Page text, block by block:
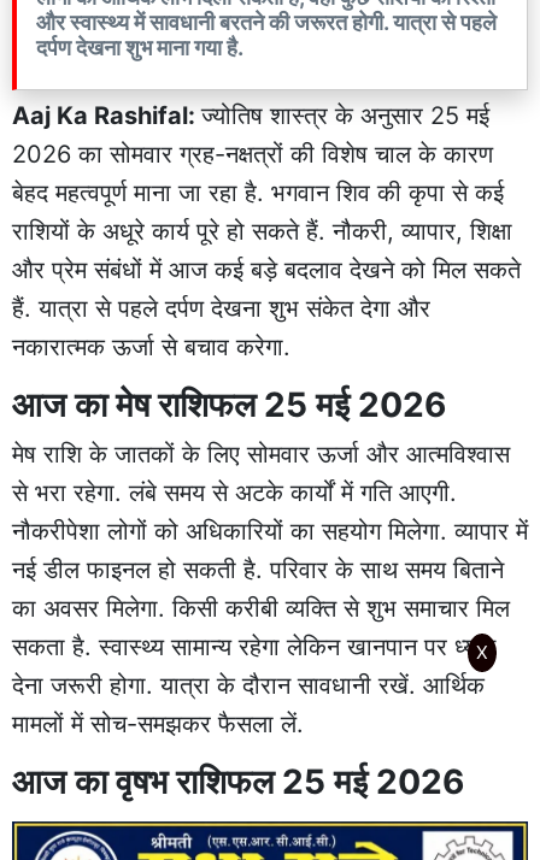
और स्वास्थ्य में सावधानी बरतने की जरूरत होगी. यात्रा से पहले
दर्पण देखना शुभ माना गया है.
Aaj Ka Rashifal:ज्योतिष शास्त्र के अनुसार 25 मई
2026 का सोमवार ग्रह-नक्षत्रों की विशेष चाल के कारण
बेहद महत्वपूर्ण माना जा रहा है. भगवान शिव की कृपा से कई
राशियों के अधूरे कार्य पूरे हो सकते हैं. नौकरी, व्यापार, शिक्षा
और प्रेम संबंधों में आज कई बड़े बदलाव देखने को मिल सकते
हैं. यात्रा से पहले दर्पण देखना शुभ संकेत देगा और
नकारात्मक ऊर्जा से बचाव करेगा.
आज का मेष राशिफल 25 मई 2026
मेष राशि के जातकों के लिए सोमवार ऊर्जा और आत्मविश्वास
से भरा रहेगा. लंबे समय से अटके कार्यों में गति आएगी.
नौकरीपेशा लोगों को अधिकारियों का सहयोग मिलेगा. व्यापार में
नई डील फाइनल हो सकती है. परिवार के साथ समय बिताने
का अवसर मिलेगा. किसी करीबी व्यक्ति से शुभ समाचार मिल
सकता है. स्वास्थ्य सामान्य रहेगा लेकिन खानपान पर ध्यान
देना जरूरी होगा. यात्रा के दौरान सावधानी रखें. आर्थिक
मामलों में सोच-समझकर फैसला लें.
आज का वृषभ राशिफल 25 मई 2026
X